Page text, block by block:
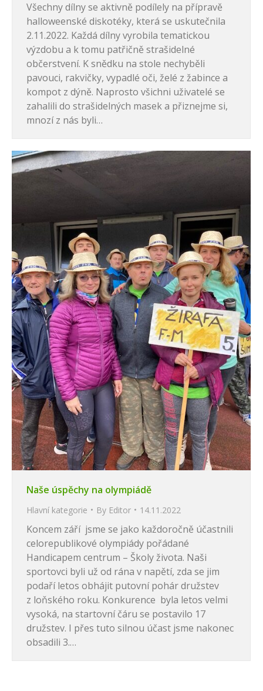
Všechny dílny se aktivně podílely na přípravě
halloweenské diskotéky, která se uskutečnila
2.11.2022. Každá dílny vyrobila tematickou
výzdobu a k tomu patřičně strašidelné
občerstvení. K snědku na stole nechyběli
pavouci, rakvičky, vypadlé oči, želé z žabince a
kompot z dýně. Naprosto všichni uživatelé se
zahalili do strašidelných masek a přiznejme si,
mnozí z nás byli…
Naše úspěchy na olympiádě
Hlavní kategorie By Editor 14.11.2022
Koncem září jsme se jako každoročně účastnili
celorepublikové olympiády pořádané
Handicapem centrum – Školy života. Naši
sportovci byli už od rána v napětí, zda se jim
podaří letos obhájit putovní pohár družstev
z loňského roku. Konkurence byla letos velmi
vysoká, na startovní čáru se postavilo 17
družstev. I přes tuto silnou účast jsme nakonec
obsadili 3.…